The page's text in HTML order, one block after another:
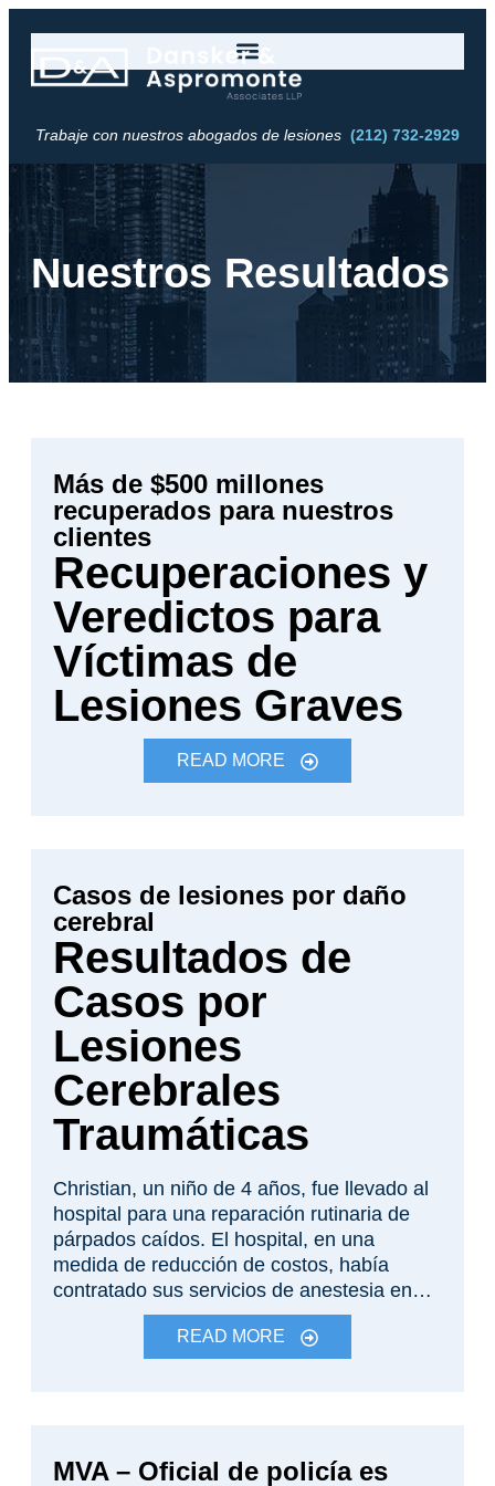
Trabaje con nuestros abogados de lesiones (212) 732-2929
Nuestros Resultados
Más de $500 millones
recuperados para nuestros
clientes
Recuperaciones y
Veredictos para
Víctimas de
Lesiones Graves
READ MORE
Casos de lesiones por daño
cerebral
Resultados de
Casos por
Lesiones
Cerebrales
Traumáticas
Christian, un niño de 4 años, fue llevado al
hospital para una reparación rutinaria de
párpados caídos. El hospital, en una
medida de reducción de costos, había
contratado sus servicios de anestesia en
quirófano a una corporación que empleaba
principalmente enfermeras anestesistas en
lugar de médicos capacitados para
el niño fuera llevado adentro, su corazón se
READ MORE
MVA – Oficial de policía es